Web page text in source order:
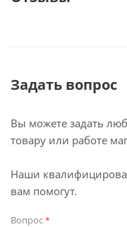
Задать вопрос
Вы можете задать
товару или работе
Наши
вам помогут.
Вопрос*